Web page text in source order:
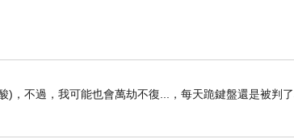
，不過，我可能也會萬劫不復...，每天跪鍵盤還是被判